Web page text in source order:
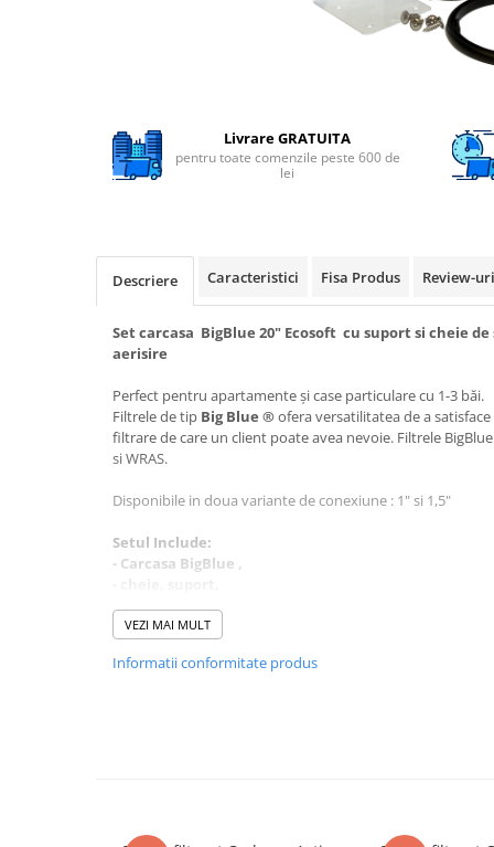
Seturi de cartuse
Mansoane Cintropur
Membrana Ultrafiltrare
Cartuse In-Line
Cartuse atipice
Lampi UV de schimb
Sisteme de filtrare
Sisteme fara pompa de presiune
Sisteme cu pompa de presiune
Livrare GRATUITA
pentru toate comenzile peste 600 de
lei
Descriere Caracteristici Fisa Produs Review-uri
Set carcasa BigBlue 20" Ecosoft cu suport si cheie
aerisire
Perfect pentru apartamente și case particulare cu 1-3 băi.
Filtrele de tip Big Blue ®ofera versatilitatea de a
filtrare de care un client poate avea nevoie. Filtrele
si WRAS.
Disponibile in doua variante de conexiune : 1" si 1,5"
Setul Include:
- Carcasa BigBlue ,
*** NU INCLUDE CARTUS FILTRANT
- Dimensiune standard - 4.5" × 20"
VEZI MAI MULT
Informatii conformitate produs